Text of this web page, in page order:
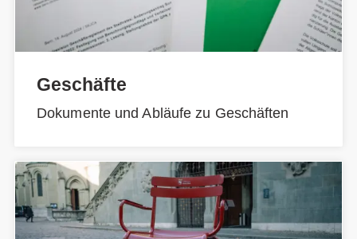
Geschäfte
Dokumente und Abläufe zu Geschäften